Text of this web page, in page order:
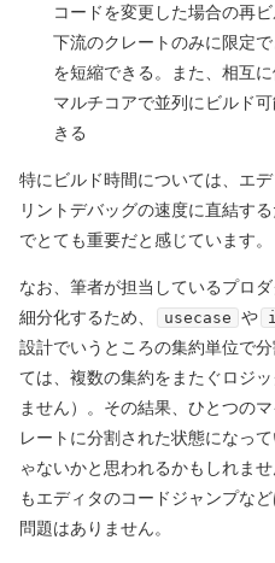
コードを変更した場合の再
下流のクレートのみに限定
を短縮できる。また、相互
マルチコアで並列にビルド
きる
特にビルド時間については、エ
リントデバッグの速度に直結す
でとても重要だと感じています。
なお、筆者が担当しているプロ
細分化するため、
usecase や
設計でいうところの集約単位で
ては、複数の集約をまたぐロジ
ません）。その結果、ひとつの
レートに分割された状態になっ
ゃないかと思われるかもしれま
もエディタのコードジャンプな
問題はありません。